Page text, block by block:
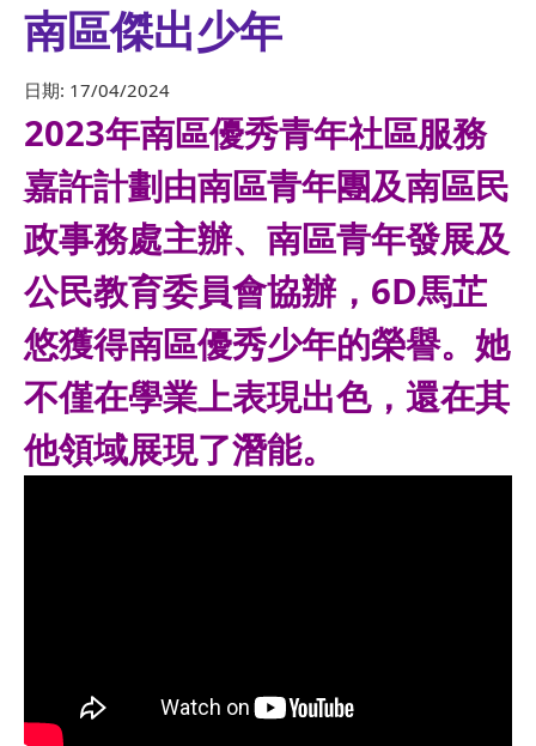
南區傑出少年
日期: 17/04/2024
2023年南區優秀青年社區服務
嘉許計劃由南區青年團及南區民
政事務處主辦、南區青年發展及
公民教育委員會協辦，6D馬芷
悠獲得南區優秀少年的榮譽。她
不僅在學業上表現出色，還在其
他領域展現了潛能。